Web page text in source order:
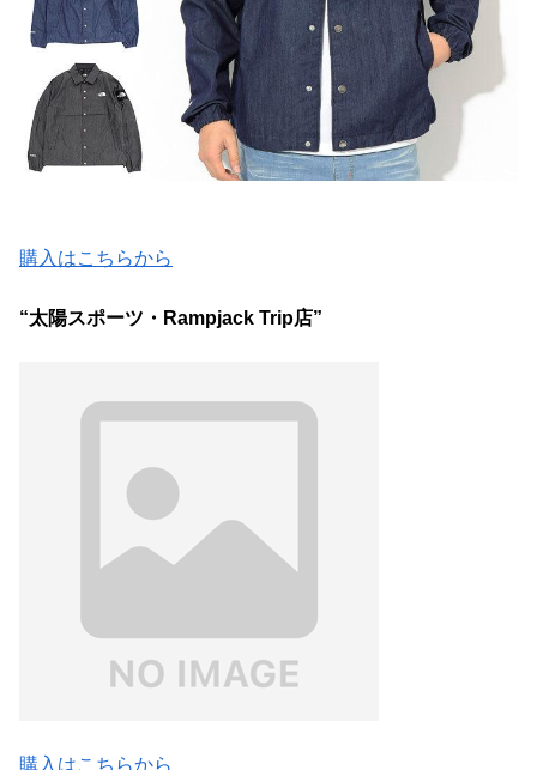
購入はこちらから
“太陽スポーツ・Rampjack Trip店”
購入はこちらから